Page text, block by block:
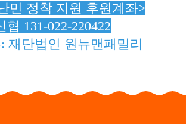
민 정착 지원 후원계좌>
협 131-022-220422
재단법인 원뉴맨패밀리